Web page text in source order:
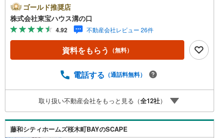
い！●10:00～21:00はお電話でのお問い合わせがスムーズで
す。【Yahoo！ 不動産キャンペーン対象店舗】当店で物件
を成約するとPayPayポイントがもらえる「Yahoo！不動産
物件ご成約キャンペーン」の対象になります。「資料をも
らう」「見学予約をする」ボタンからお問い合わせくださ
い。※必ずYahoo！ JAPAN IDでログインしてください。※P
客様からのお言葉に感謝してこれからも楽しく素敵なお家
か？何も決まっていなくて大丈夫！まずはお客様の夢をお
聞かせ下さい！未来の「不安」を「安心」に変える「未来
カレンダー」もご来店時に好評です。スタッフ一同いつで
もお客様のお問合せをお待ちしております。
ゴールド推奨店
株式会社東宝ハウス溝の口
4.92 不動産会社レビュー 26件
資料をもらう （無料）
電話する （通話料無料）
取り扱い不動産会社をもっと見る（全12社）
藤和シティホームズ桜木町BAYのSCAPE